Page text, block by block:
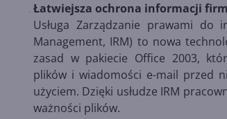
Łatwiejsza ochrona informacji
Usługa Zarządzanie prawami do
Management, IRM) to nowa
zasad w pakiecie Office 2003,
plików i wiadomości e-mail przed
użyciem. Dzięki usłudze IRM
ważności plików.